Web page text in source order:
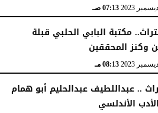
07:13 صـ
مكتبة البابي الحلبي قبلة
وكنز المحققين
08:13 مـ
.. عبداللطيف عبدالحليم أبو همام
الأندلسي